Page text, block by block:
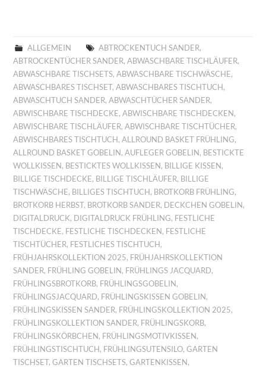
ALLGEMEIN ABTROCKENTUCH SANDER,
ABTROCKENTÜCHER SANDER,ABWASCHBARE TISCHLÄUFER,
ABWASCHBARE TISCHSETS,ABWASCHBARE TISCHWÄSCHE,
ABWASCHBARES TISCHSET,ABWASCHBARES TISCHTUCH ,
ABWASCHTUCH SANDER,ABWASCHTÜCHER SANDER,
ABWISCHBARE TISCHDECKE,ABWISCHBARE TISCHDECKEN ,
ABWISCHBARE TISCHLÄUFER,ABWISCHBARE TISCHTÜCHER,
ABWISCHBARES TISCHTUCH ,ALLROUND BASKET FRÜHLING,
ALLROUND BASKET GOBELIN ,AUFLEGER GOBELIN , BESTICKTE
WOLLKISSEN , BESTICKTES WOLLKISSEN , BILLIGE KISSEN ,
BILLIGE TISCHDECKE, BILLIGE TISCHLÄUFER, BILLIGE
TISCHWÄSCHE, BILLIGES TISCHTUCH , BROTKORB FRÜHLING,
BROTKORB HERBST, BROTKORB SANDER, DECKCHEN GOBELIN ,
DIGITALDRUCK, DIGITALDRUCK FRÜHLING, FESTLICHE
TISCHDECKE, FESTLICHE TISCHDECKEN , FESTLICHE
TISCHTÜCHER, FESTLICHES TISCHTUCH ,
FRÜHJAHRSKOLLEKTION 2025, FRÜHJAHRSKOLLEKTION
SANDER, FRÜHLING GOBELIN , FRÜHLINGS JACQUARD,
FRÜHLINGSBROTKORB, FRÜHLINGSGOBELIN ,
FRÜHLINGSJACQUARD, FRÜHLINGSKISSEN GOBELIN ,
FRÜHLINGSKISSEN SANDER, FRÜHLINGSKOLLEKTION 2025,
FRÜHLINGSKOLLEKTION SANDER, FRÜHLINGSKORB,
FRÜHLINGSKÖRBCHEN , FRÜHLINGSMOTIVKISSEN ,
FRÜHLINGSTISCHTUCH , FRÜHLINGSUTENSILO,GARTEN
TISCHSET,GARTEN TISCHSETS,GARTENKISSEN ,